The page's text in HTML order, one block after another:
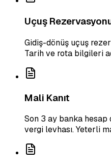
Uçuş
Gidiş-dönüş uçuş
Tarih ve rota bilgileri
Mali Kanıt
Son 3 ay banka
vergi levhası. Yeterli